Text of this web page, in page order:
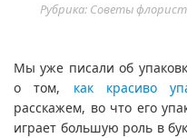
Рубрика: Советы
Мы уже писали об
о том, как красиво
расскажем, во что его
играет большую роль в